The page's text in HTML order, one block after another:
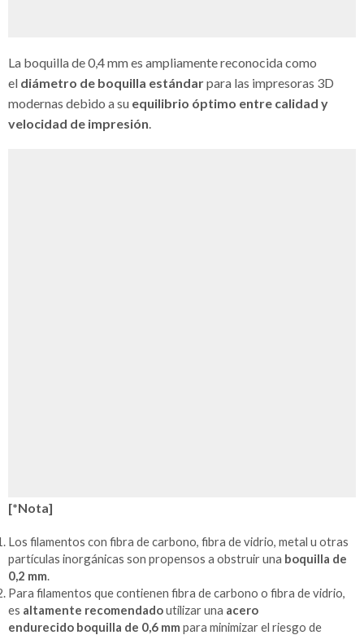
La boquilla de 0,4 mm es ampliamente reconocida como
el diámetro de boquilla estándarpara las impresoras 3D
modernas debido a su equilibrio óptimo entre calidad y
velocidad de impresión.
[*Nota]
Los filamentos con fibra de carbono, fibra de vidrio, metal u otras
partículas inorgánicas son propensos a obstruir una boquilla de
0,2 mm.
Para filamentos que contienen fibra de carbono o fibra de vidrio,
es altamente recomendadoutilizar una acero
endurecido boquilla de 0,6 mm para minimizar el riesgo de